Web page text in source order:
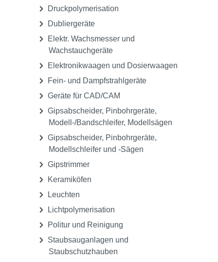
Druckpolymerisation
Dubliergeräte
Elektr. Wachsmesser und
Wachstauchgeräte
Elektronikwaagen und Dosierwaagen
Fein- und Dampfstrahlgeräte
Geräte für CAD/CAM
Gipsabscheider, Pinbohrgeräte,
Modell-/Bandschleifer, Modellsägen
Gipsabscheider, Pinbohrgeräte,
Modellschleifer und -Sägen
Gipstrimmer
Keramiköfen
Leuchten
Lichtpolymerisation
Politur und Reinigung
Staubsauganlagen und
Staubschutzhauben